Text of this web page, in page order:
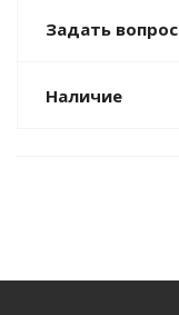
Задать вопрос
Наличие